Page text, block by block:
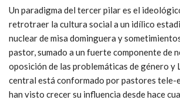
Un paradigma del tercer pilar es el
retrotraer la cultura social a un idílico
nuclear de misa dominguera y
pastor, sumado a un fuerte componente de
oposición de las problemáticas de género y
central está conformado por pastores tele-
han visto crecer su influencia desde hace